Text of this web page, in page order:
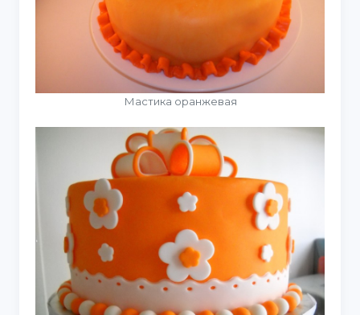
Мастика оранжевая